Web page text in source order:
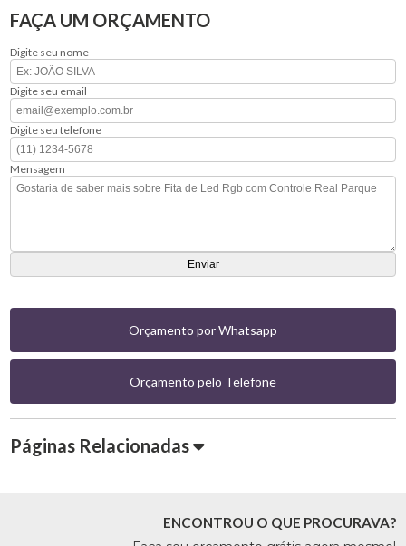
FAÇA UM ORÇAMENTO
Digite seu nome
Digite seu email
Digite seu telefone
Mensagem
Orçamento por Whatsapp
Orçamento pelo Telefone
Páginas Relacionadas
ENCONTROU O QUE PROCURAVA?